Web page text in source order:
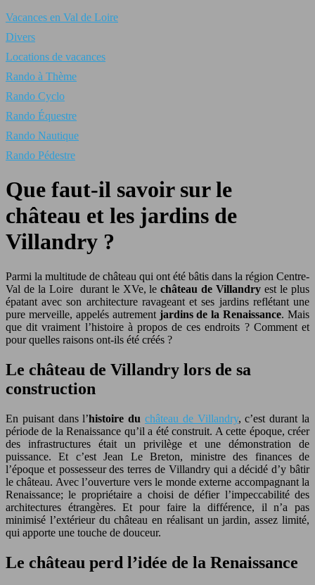
Vacances en Val de Loire
Divers
Locations de vacances
Rando à Thème
Rando Cyclo
Rando Équestre
Rando Nautique
Rando Pédestre
Que faut-il savoir sur le
château et les jardins de
Villandry ?
Parmi la multitude de château qui ont été bâtis dans la région Centre-
Val de la Loire durant le XVe, lechâteau de Villandry est le plus
épatant avec son architecture ravageant et ses jardins reflétant une
pure merveille, appelés autrement jardins de la Renaissance. Mais
que dit vraiment l’histoire à propos de ces endroits ? Comment et
pour quelles raisons ont-ils été créés ?
Le château de Villandry lors de sa
construction
En puisant dans l’histoire duchâteau de Villandry, c’est durant la
période de la Renaissance qu’il a été construit. A cette époque, créer
des infrastructures était un privilège et une démonstration de
puissance. Et c’est Jean Le Breton, ministre des finances de
l’époque et possesseur des terres de Villandry qui a décidé d’y bâtir
le château. Avec l’ouverture vers le monde externe accompagnant la
Renaissance; le propriétaire a choisi de défier l’impeccabilité des
architectures étrangères. Et pour faire la différence, il n’a pas
minimisé l’extérieur du château en réalisant un jardin, assez limité,
qui apporte une touche de douceur.
Le château perd l’idée de la Renaissance